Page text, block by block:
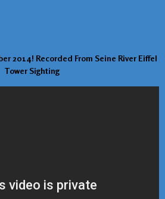
2014! Recorded From Seine River Eiffel
Tower Sighting